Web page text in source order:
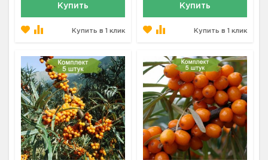
Купить
Купить в 1 клик
Купить
Купить в 1 клик